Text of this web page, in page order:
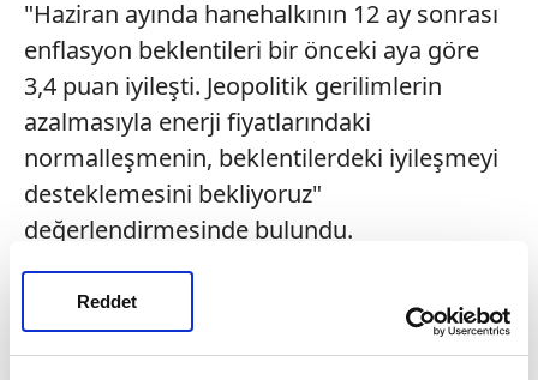
Reddet
"Haziran ayında hanehalkının 12 ay sonrası
enflasyon beklentileri bir önceki aya göre
3,4 puan iyileşti. Jeopolitik gerilimlerin
azalmasıyla enerji fiyatlarındaki
normalleşmenin, beklentilerdeki iyileşmeyi
desteklemesini bekliyoruz"
değerlendirmesinde bulundu.
DEZENFLASYON HEDEFİ KORUNUYOR
Bakan Şimşek yaptığı değerlendirmede, şu
ifadelere yer verdi: